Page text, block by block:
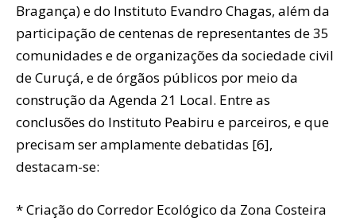
Bragança) e do Instituto Evandro Chagas, além da
participação de centenas de representantes de 35
comunidades e de organizações da sociedade civil
de Curuçá, e de órgãos públicos por meio da
construção da Agenda 21 Local. Entre as
conclusões do Instituto Peabiru e parceiros, e que
precisam ser amplamente debatidas [6],
destacam-se:
* Criação do Corredor Ecológico da Zona Costeira